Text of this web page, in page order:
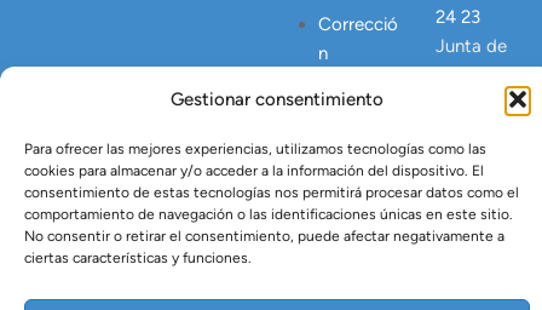
Gestionar consentimiento
Para ofrecer las mejores experiencias, utilizamos tecnologías como las
cookies para almacenar y/o acceder a la información del dispositivo. El
consentimiento de estas tecnologías nos permitirá procesar datos como el
comportamiento de navegación o las identificaciones únicas en este sitio.
No consentir o retirar el consentimiento, puede afectar negativamente a
ciertas características y funciones.
Correcció
n
Postpart
Lipo
Vaser
Tratamien
Plasma
24 23
Junta de